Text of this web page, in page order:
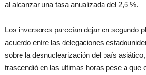
al alcanzar una tasa anualizada del 2,6 %.
Los inversores parecían dejar en segundo
acuerdo entre las delegaciones
sobre la desnuclearización del país
trascendió en las últimas horas pese a que